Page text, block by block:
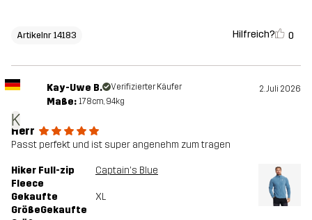
Artikelnr 14183 Hilfreich? 0
K
Kay-Uwe B. Verifizierter Käufer 2. Juli 2026
Maße: 178cm, 94kg
Herr
Passt perfekt und ist super angenehm zum tragen
Hiker Full-zip
Fleece
Captain's Blue
Gekaufte
GrößeGekaufte
XL